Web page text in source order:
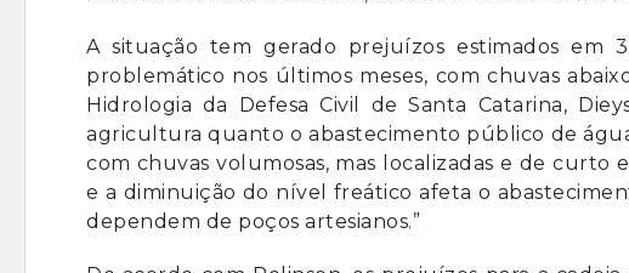
A situação tem gerado prejuízos estimados em
problemático nos últimos meses, com chuvas
Hidrologia da Defesa Civil de Santa Catarina,
agricultura quanto o abastecimento público de
com chuvas volumosas, mas localizadas e de curto
e a diminuição do nível freático afeta o
dependem de poços artesianos.”